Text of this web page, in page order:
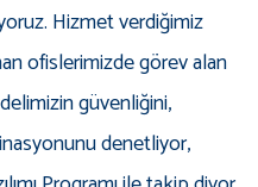
Hizmet verdiğimiz
ofislerimizde görev alan
güvenliğini,
denetliyor,